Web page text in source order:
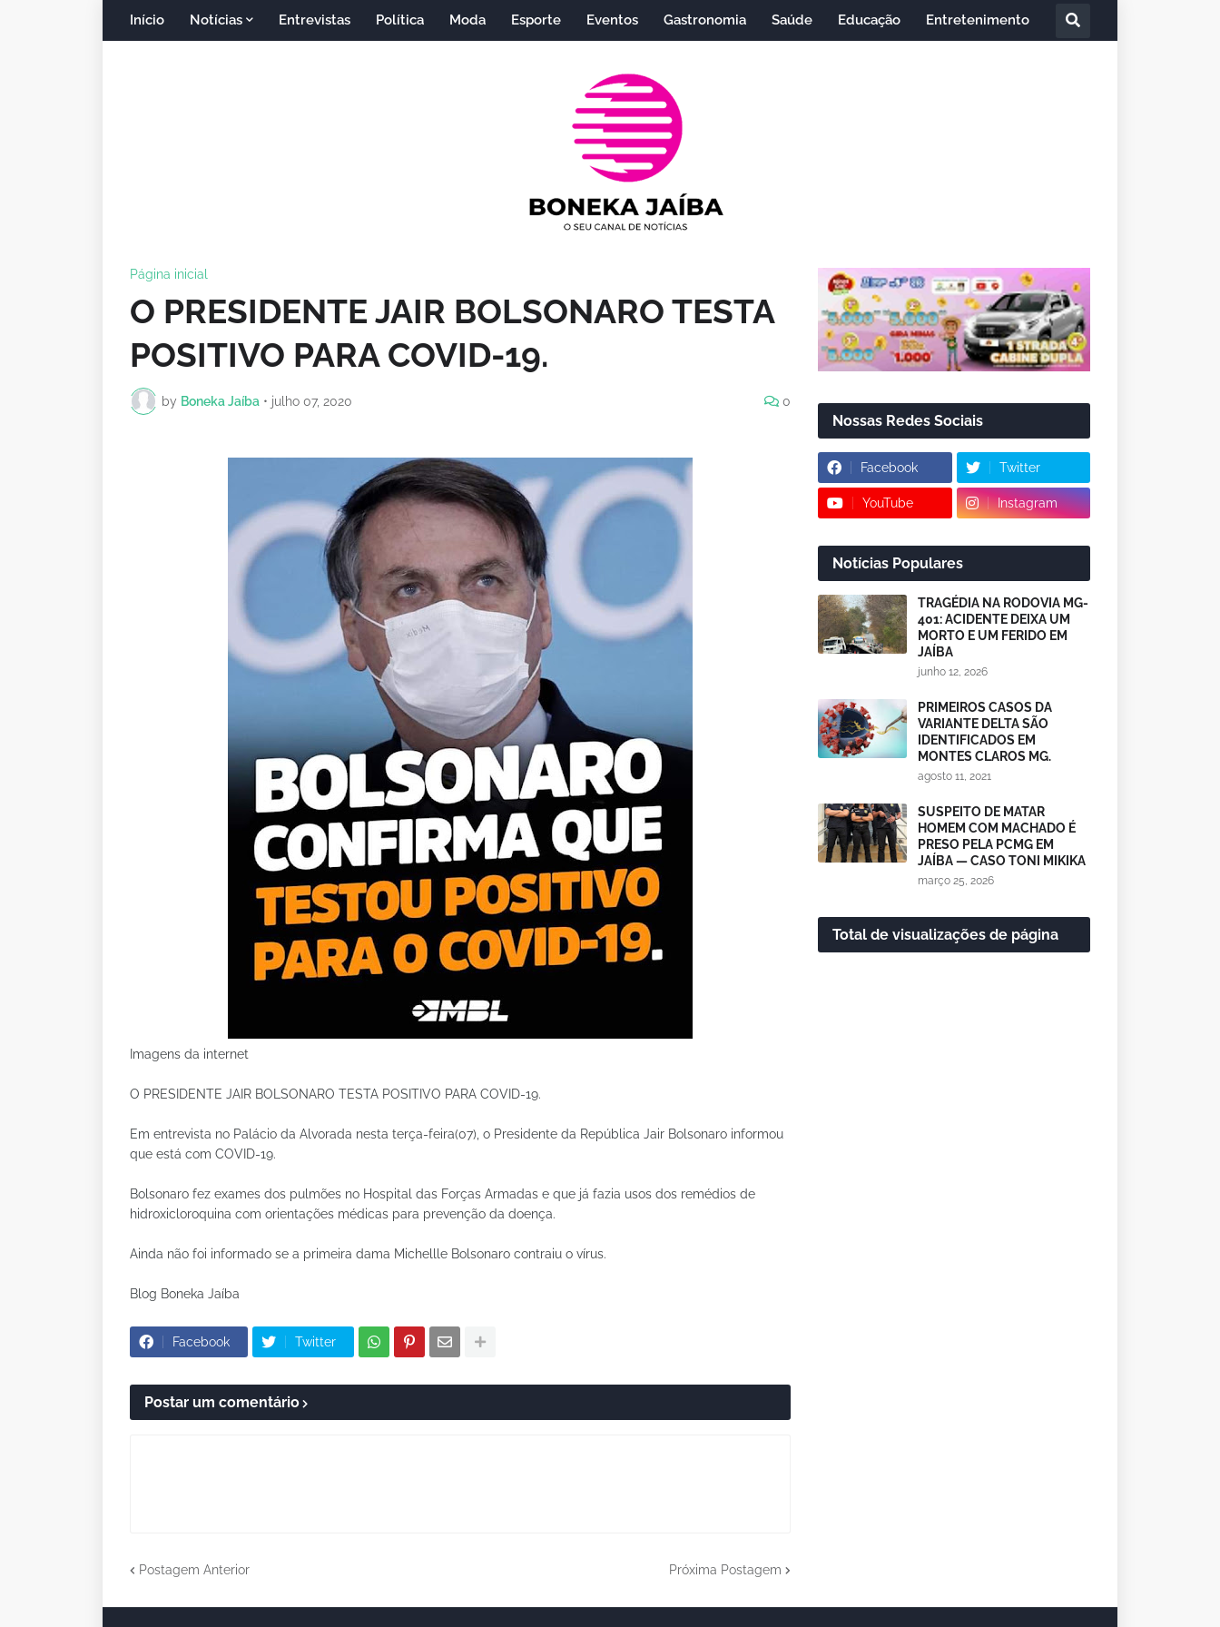
Início Notícias Entrevistas Política Moda Esporte Eventos Gastronomia Saúde Educação Entretenimento
Página inicial
O PRESIDENTE JAIR BOLSONARO TESTA
POSITIVO PARA COVID-19.
by Boneka Jaíba • julho 07, 2020 0
Imagens da internet
O PRESIDENTE JAIR BOLSONARO TESTA POSITIVO PARA COVID-19.
Em entrevista no Palácio da Alvorada nesta terça-feira(07), o Presidente da República Jair Bolsonaro informou
que está com COVID-19.
Bolsonaro fez exames dos pulmões no Hospital das Forças Armadas e que já fazia usos dos remédios de
hidroxicloroquina com orientações médicas para prevenção da doença.
Ainda não foi informado se a primeira dama Michellle Bolsonaro contraiu o vírus.
Blog Boneka Jaíba
Facebook Twitter
Postar um comentário
Postagem Anterior Próxima Postagem
Nossas Redes Sociais
Facebook Twitter
YouTube Instagram
Notícias Populares
TRAGÉDIA NA RODOVIA MG-
401: ACIDENTE DEIXA UM
MORTO E UM FERIDO EM
JAÍBA
junho 12, 2026
PRIMEIROS CASOS DA
VARIANTE DELTA SÃO
IDENTIFICADOS EM
MONTES CLAROS MG.
agosto 11, 2021
SUSPEITO DE MATAR
HOMEM COM MACHADO É
PRESO PELA PCMG EM
JAÍBA — CASO TONI MIKIKA
março 25, 2026
Total de visualizações de página